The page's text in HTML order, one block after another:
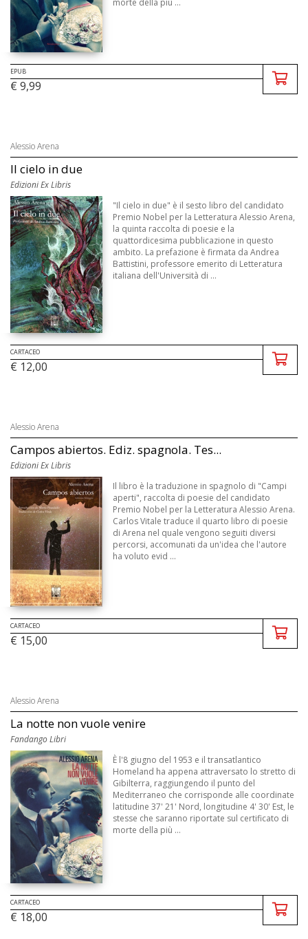
morte della più ...
EPUB
€ 9,99
Alessio Arena
Il cielo in due
Edizioni Ex Libris
"Il cielo in due" è il sesto libro del candidato
Premio Nobel per la Letteratura Alessio Arena,
la quinta raccolta di poesie e la
quattordicesima pubblicazione in questo
ambito. La prefazione è firmata da Andrea
Battistini, professore emerito di Letteratura
italiana dell'Università di ...
CARTACEO
€ 12,00
Alessio Arena
Campos abiertos. Ediz. spagnola. Tes...
Edizioni Ex Libris
Il libro è la traduzione in spagnolo di "Campi
aperti", raccolta di poesie del candidato
Premio Nobel per la Letteratura Alessio Arena.
Carlos Vitale traduce il quarto libro di poesie
di Arena nel quale vengono seguiti diversi
percorsi, accomunati da un'idea che l'autore
ha voluto evid ...
CARTACEO
€ 15,00
Alessio Arena
La notte non vuole venire
Fandango Libri
È l'8 giugno del 1953 e il transatlantico
Homeland ha appena attraversato lo stretto di
Gibilterra, raggiungendo il punto del
Mediterraneo che corrisponde alle coordinate
latitudine 37' 21' Nord, longitudine 4' 30' Est, le
stesse che saranno riportate sul certificato di
morte della più ...
CARTACEO
€ 18,00